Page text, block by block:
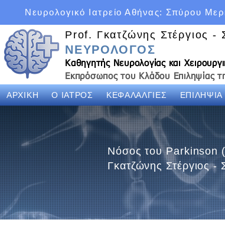
Νευρολογικό Ιατρείο Αθήνας: Σπύρου
Prof. Γκατζώνης Στέργιος -
ΝΕΥΡΟΛΟΓΟΣ
Καθηγητής Νευρολογίας και
Εκπρόσωπος του Κλάδου Επιληψίας
ΑΡΧΙΚΗ Ο ΙΑΤΡΟΣ ΚΕΦΑΛΑΛΓΙΕΣ ΕΠΙΛΗΨΙΑ
Νόσος του Parkinson
Γκατζώνης Στέργιος